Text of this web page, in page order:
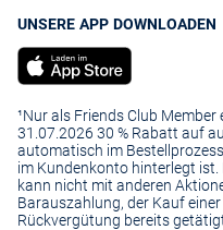
UNSERE APP DOWNLOADEN
¹Nur als Friends Club
31.07.2026 30 % Rabatt auf
automatisch im
im Kundenkonto hinterlegt
kann nicht mit anderen
Barauszahlung, der Kauf
Rückvergütung bereits